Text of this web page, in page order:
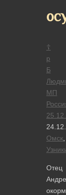
☦
р
Б
МП
Омск
Отец